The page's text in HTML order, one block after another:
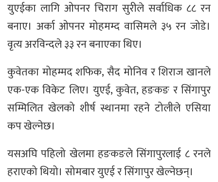
युएईका लागि ओपनर चिराग सुरीले सर्वाधिक ८८ रन
बनाए। अर्का ओपनर मोहमम्द वासिमले ३५ रन जोडे।
वृत्य अरविन्दले ३३ रन बनाएका थिए।
कुवेतका मोहम्मद शफिक, सैद मोनिव र शिराज खानले
एक-एक विकेट लिए। युएई, कुवेत, हङकङ र सिंगापुर
सम्मिलित खेलको शीर्ष स्थानमा रहने टोलीले एसिया
कप खेल्नेछ।
यसअघि पहिलो खेलमा हङकङले सिंगापुरलाई ८ रनले
हराएको थियो। सोमबार युएई र सिंगापुर खेल्नेछन्।